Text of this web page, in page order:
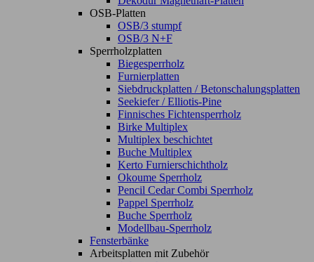
OSB-Platten
OSB/3 stumpf
OSB/3 N+F
Sperrholzplatten
Biegesperrholz
Furnierplatten
Siebdruckplatten / Betonschalungsplatten
Seekiefer / Elliotis-Pine
Finnisches Fichtensperrholz
Birke Multiplex
Multiplex beschichtet
Buche Multiplex
Kerto Furnierschichtholz
Okoume Sperrholz
Pencil Cedar Combi Sperrholz
Pappel Sperrholz
Buche Sperrholz
Modellbau-Sperrholz
Fensterbänke
Arbeitsplatten mit Zubehör